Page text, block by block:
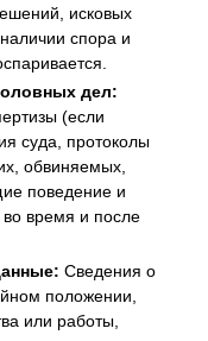
исковых
спора и
дел:
(если
суда, протоколы
обвиняемых,
поведение и
время и после
Сведения о
положении,
или работы,